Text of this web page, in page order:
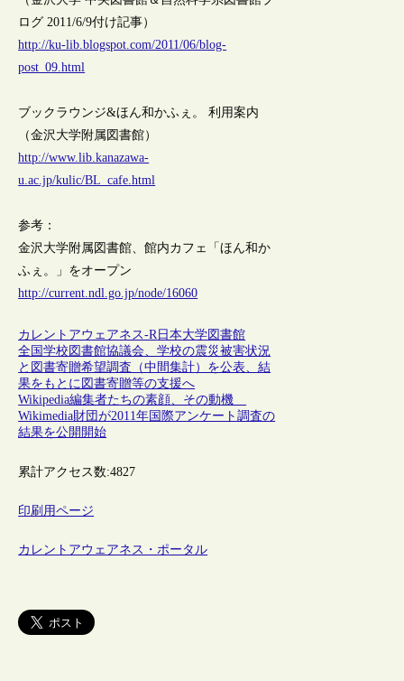
ログ 2011/6/9付け記事）
http://ku-lib.blogspot.com/2011/06/blog-
post_09.html
ブックラウンジ&ほん和かふぇ。 利用案内
（金沢大学附属図書館）
http://www.lib.kanazawa-
u.ac.jp/kulic/BL_cafe.html
参考：
金沢大学附属図書館、館内カフェ「ほん和か
ふぇ。」をオープン
http://current.ndl.go.jp/node/16060
カレントアウェアネス-R日本大学図書館
全国学校図書館協議会、学校の震災被害状況
と図書寄贈希望調査（中間集計）を公表、結
果をもとに図書寄贈等の支援へ
Wikipedia編集者たちの素顔、その動機
Wikimedia財団が2011年国際アンケート調査の
結果を公開開始
累計アクセス数:4827
印刷用ページ
カレントアウェアネス・ポータル